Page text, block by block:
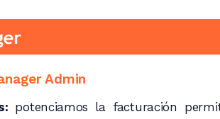
Admin
potenciamos la facturación